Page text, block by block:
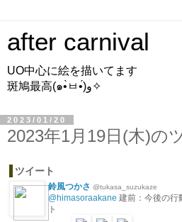
after carnival
UO中心に絵を描いてます
斑鳩最高(๑•̀ㅂ•́)و✧
2023/01/20
2023年1月19日(木)の
ツイート
鈴風つかさ @tukasa_suzukaze
@himasoraakane 建前：今後の行
ト